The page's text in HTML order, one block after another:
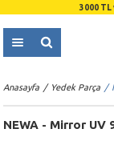
3000
Anasayfa Yedek Parça
NEWA - Mirror UV